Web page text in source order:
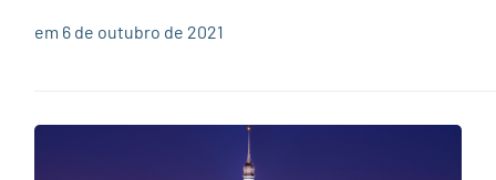
em 6 de outubro de 2021